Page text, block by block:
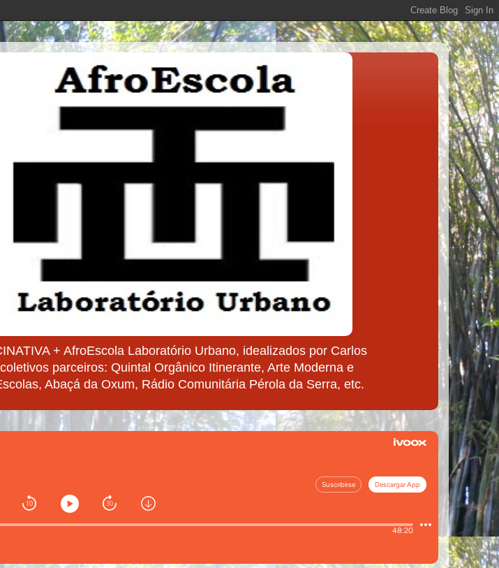
+ AfroEscola Laboratório Urbano, idealizados por Carlos
parceiros: Quintal Orgânico Itinerante, Arte Moderna e
Abaçá da Oxum, Rádio Comunitária Pérola da Serra, etc.